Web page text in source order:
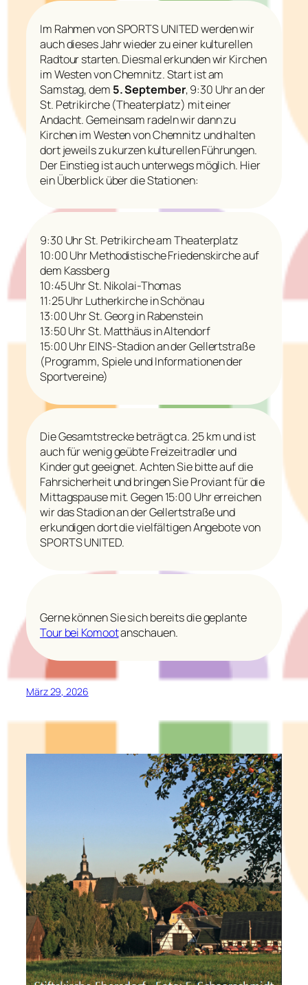
Im Rahmen von SPORTS UNITED werden wir
auch dieses Jahr wieder zu einer kulturellen
Radtour starten. Diesmal erkunden wir Kirchen
im Westen von Chemnitz. Start ist am
Samstag, dem 5. September, 9:30 Uhr an der
St. Petrikirche (Theaterplatz) mit einer
Andacht. Gemeinsam radeln wir dann zu
Kirchen im Westen von Chemnitz und halten
dort jeweils zu kurzen kulturellen Führungen.
Der Einstieg ist auch unterwegs möglich. Hier
ein Überblick über die Stationen:
9:30 Uhr St. Petrikirche am Theaterplatz
10:00 Uhr Methodistische Friedenskirche auf
dem Kassberg
10:45 Uhr St. Nikolai-Thomas
11:25 Uhr Lutherkirche in Schönau
13:00 Uhr St. Georg in Rabenstein
13:50 Uhr St. Matthäus in Altendorf
15:00 Uhr EINS-Stadion an der Gellertstraße
(Programm, Spiele und Informationen der
Sportvereine)
Die Gesamtstrecke beträgt ca. 25 km und ist
auch für wenig geübte Freizeitradler und
Kinder gut geeignet. Achten Sie bitte auf die
Fahrsicherheit und bringen Sie Proviant für die
Mittagspause mit. Gegen 15:00 Uhr erreichen
wir das Stadion an der Gellertstraße und
erkundigen dort die vielfältigen Angebote von
SPORTS UNITED.
Gerne können Sie sich bereits die geplante
Tour bei Komootanschauen.
März 29, 2026